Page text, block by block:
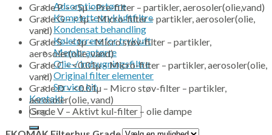
Adsorptionstørre
Komplette trykluftfiltre
Kondensat behandling
Køletørrere for trykluft
Membrantørre
Olie-/ indsugningsfiltre
Original filter elementer
Service kit
Kontakt
Søg
efter:
Grade P – <5µ – Pre-filter – partikler, aerosoler(olie,vand)
Grade G – <1µ – Micro-filter – partikler, aerosoler(olie,
vand)
Grade S – <1µ – Micro støv-filter – partikler,
aerosoler(olie, vand)
Grade C – <0.01µ – Micro-filter – partikler, aerosoler(olie,
vand)
Grade D – <0.01µ – Micro støv-filter – partikler,
aerosoler(olie, vand)
Grade V – Aktivt kul-filter – olie dampe